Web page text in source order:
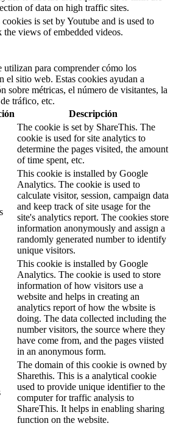
of data on high traffic sites.
is set by Youtube and is used to
the views of embedded videos.
utilizan para comprender cómo los
el sitio web. Estas cookies ayudan a
sobre métricas, el número de visitantes, la
tráfico, etc.
Descripción
The cookie is set by ShareThis. The
cookie is used for site analytics to
determine the pages visited, the amount
of time spent, etc.
This cookie is installed by Google
Analytics. The cookie is used to
calculate visitor, session, campaign data
and keep track of site usage for the
site's analytics report. The cookies store
information anonymously and assign a
randomly generated number to identify
unique visitors.
This cookie is installed by Google
Analytics. The cookie is used to store
information of how visitors use a
website and helps in creating an
analytics report of how the wbsite is
doing. The data collected including the
number visitors, the source where they
have come from, and the pages viisted
in an anonymous form.
The domain of this cookie is owned by
Sharethis. This is a analytical cookie
used to provide unique identifier to the
computer for traffic analysis to
ShareThis. It helps in enabling sharing
function on the website.